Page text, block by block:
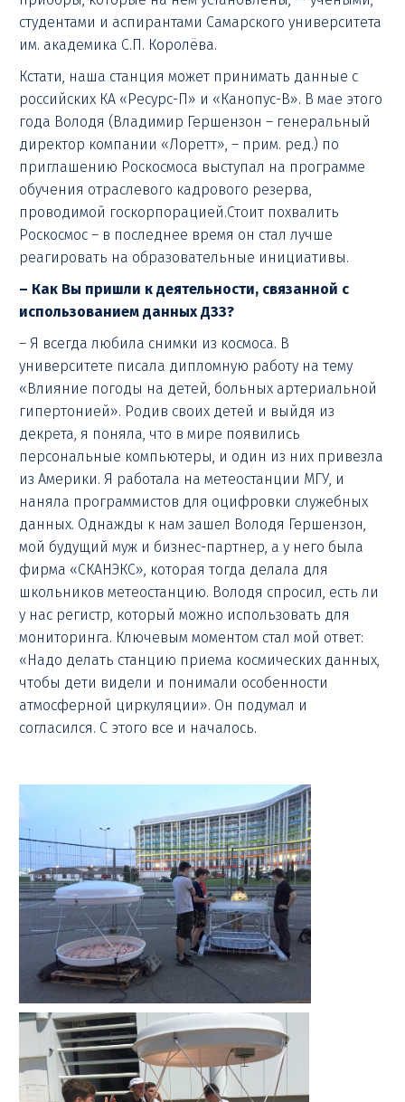
студентами и аспирантами Самарского университета
им. академика С.П. Королёва.
Кстати, наша станция может принимать данные с
российских КА «Ресурс-П» и «Канопус-В». В мае этого
года Володя (Владимир Гершензон – генеральный
директор компании «Лоретт», – прим. ред.) по
приглашению Роскосмоса выступал на программе
обучения отраслевого кадрового резерва,
проводимой госкорпорацией.Стоит похвалить
Роскосмос – в последнее время он стал лучше
реагировать на образовательные инициативы.
– Как Вы пришли к деятельности, связанной с
использованием данных ДЗЗ?
– Я всегда любила снимки из космоса. В
университете писала дипломную работу на тему
«Влияние погоды на детей, больных артериальной
гипертонией». Родив своих детей и выйдя из
декрета, я поняла, что в мире появились
персональные компьютеры, и один из них привезла
из Америки. Я работала на метеостанции МГУ, и
наняла программистов для оцифровки служебных
данных. Однажды к нам зашел Володя Гершензон,
мой будущий муж и бизнес-партнер, а у него была
фирма «СКАНЭКС», которая тогда делала для
школьников метеостанцию. Володя спросил, есть ли
у нас регистр, который можно использовать для
мониторинга. Ключевым моментом стал мой ответ:
«Надо делать станцию приема космических данных,
чтобы дети видели и понимали особенности
атмосферной циркуляции». Он подумал и
согласился. С этого все и началось.